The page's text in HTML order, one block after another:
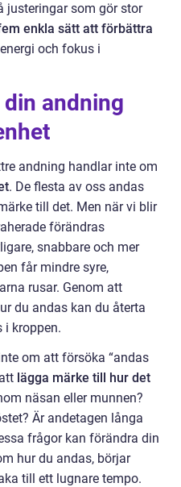
justeringar som gör stor
enkla sätt att förbättra
och fokus i
andning
andning handlar inte om
. De flesta av oss andas
till det. Men när vi blir
förändras
snabbare och mer
får mindre syre,
rusar. Genom att
du andas kan du återta
i kroppen.
om att försöka “andas
lägga märke till hur det
näsan eller munnen?
Är andetagen långa
frågor kan förändra din
hur du andas, börjar
till ett lugnare tempo.